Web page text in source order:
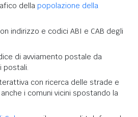
della popolazione della
indirizzo e codici ABI e CAB degli
di avviamento postale da
postali.
con ricerca delle strade e
i comuni vicini spostando la